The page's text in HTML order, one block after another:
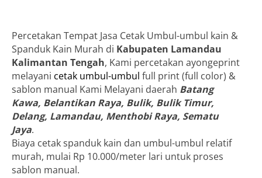
Percetakan Tempat Jasa Cetak Umbul-umbul kain &
Spanduk Kain Murah di Kabupaten Lamandau
Kalimantan Tengah, Kami percetakan ayongeprint
melayani cetak umbul-umbul full print (full color) &
sablon manual Kami Melayani daerah Batang
Kawa, Belantikan Raya, Bulik, Bulik Timur,
Delang, Lamandau, Menthobi Raya, Sematu
Jaya.
Biaya cetak spanduk kain dan umbul-umbul relatif
murah, mulai Rp 10.000/meter lari untuk proses
sablon manual.